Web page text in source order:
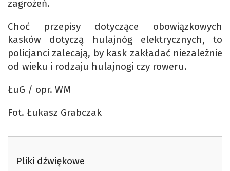
zagrożeń.
Choć przepisy dotyczące obowiązkowych
kasków dotyczą hulajnóg elektrycznych, to
policjanci zalecają, by kask zakładać niezależnie
od wieku i rodzaju hulajnogi czy roweru.
ŁuG / opr. WM
Fot. Łukasz Grabczak
Pliki dźwiękowe